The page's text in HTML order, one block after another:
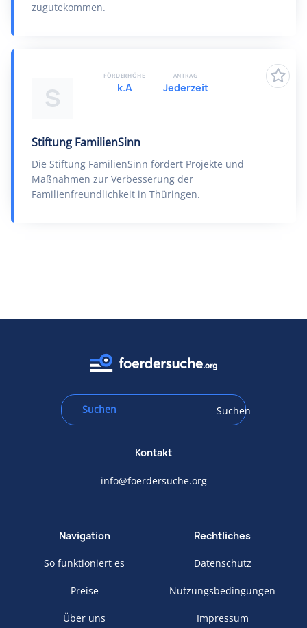
zugutekommen.
S
Stiftung FamilienSinn
Die Stiftung FamilienSinn fördert Projekte und
Maßnahmen zur Verbesserung der
Familienfreundlichkeit in Thüringen.
FÖRDERHÖHE
k.A
ANTRAG
Jederzeit
Suchen
Kontakt
info@foerdersuche.org
Navigation
So funktioniert es
Preise
Über uns
Rechtliches
Datenschutz
Nutzungsbedingungen
Impressum